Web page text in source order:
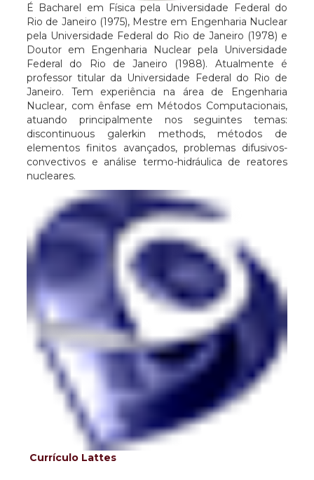
É Bacharel em Física pela Universidade Federal do
Rio de Janeiro (1975), Mestre em Engenharia Nuclear
pela Universidade Federal do Rio de Janeiro (1978) e
Doutor em Engenharia Nuclear pela Universidade
Federal do Rio de Janeiro (1988). Atualmente é
professor titular da Universidade Federal do Rio de
Janeiro. Tem experiência na área de Engenharia
Nuclear, com ênfase em Métodos Computacionais,
atuando principalmente nos seguintes temas:
discontinuous galerkin methods, métodos de
elementos finitos avançados, problemas difusivos-
convectivos e análise termo-hidráulica de reatores
nucleares.
Currículo Lattes